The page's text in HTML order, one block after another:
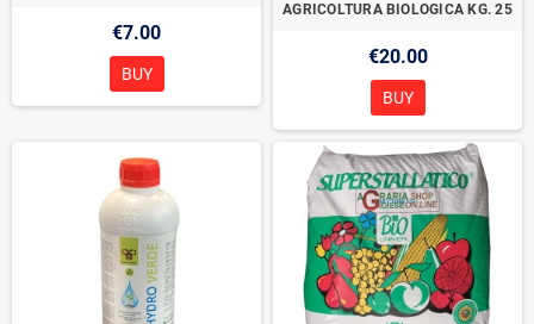
€7.00
BUY
AGRICOLTURA BIOLOGICA KG. 25
€20.00
BUY